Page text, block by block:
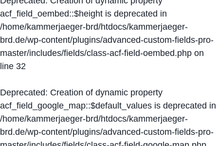
acf_field_oembed::$height is deprecated in
/home/kammerjaeger-brd/htdocs/kammerjaeger-
brd.de/wp-content/plugins/advanced-custom-fields-pro-
master/includes/fields/class-acf-field-oembed.php on
line 32
Deprecated: Creation of dynamic property
acf_field_google_map::$default_values is deprecated in
/home/kammerjaeger-brd/htdocs/kammerjaeger-
brd.de/wp-content/plugins/advanced-custom-fields-pro-